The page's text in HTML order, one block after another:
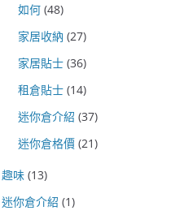
如何 (48)
家居收納 (27)
家居貼士 (36)
租倉貼士 (14)
迷你倉介紹 (37)
迷你倉格價 (21)
趣味 (13)
迷你倉介紹 (1)